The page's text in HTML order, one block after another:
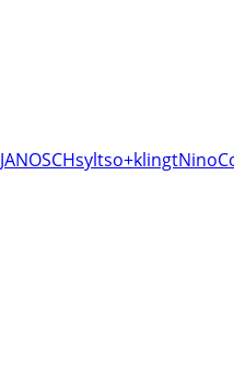
JANOSCHsyltso+klingtNino